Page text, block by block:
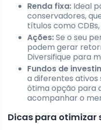
Renda fixa: Ideal
conservadores,
títulos como
Ações:Se o seu
podem gerar
Diversifique para
Fundos de
a diferentes ativos
ótima opção para
acompanhar o
Dicas para otimizar